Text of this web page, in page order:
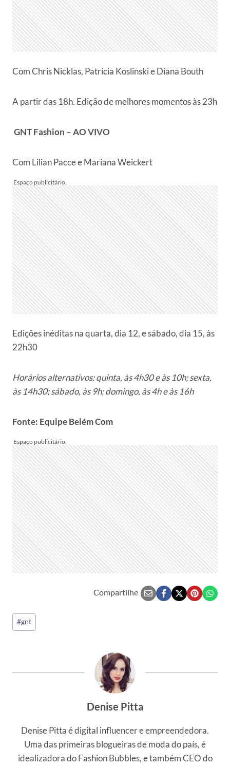
Com Chris Nicklas, Patrícia Koslinski e Diana Bouth
A partir das 18h. Edição de melhores momentos às 23h
GNT Fashion – AO VIVO
Com Lilian Pacce e Mariana Weickert
Edições inéditas na quarta, dia 12, e sábado, dia 15, às
22h30
Horários alternativos: quinta, às 4h30 e às 10h; sexta,
às 14h30; sábado, às 9h; domingo, às 4h e às 16h
Fonte: Equipe Belém Com
Compartilhe
Tags
do
#gnt
Denise Pitta
Denise Pitta é digital influencer e empreendedora.
Uma das primeiras blogueiras de moda do país, é
idealizadora do Fashion Bubbles, e também CEO do